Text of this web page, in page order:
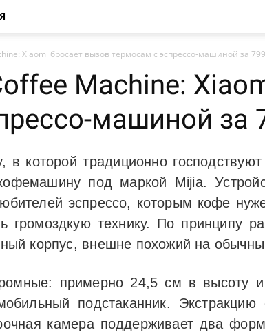
Xiaomi бросает вызов термосам с эспрессо-машиной за
Machine:
машиной за
которой традиционно
под маркой Mijia.
эспрессо, которым кофе
громоздкую технику. По принципу
корпус, внешне похожий на
примерно 24,5 см в
подстаканник. Экстракцию
камера поддерживает два